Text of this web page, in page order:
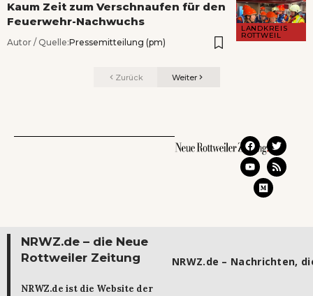
LANDKREIS
ROTTWEIL
Kaum Zeit zum Verschnaufen für den
Feuerwehr-Nachwuchs
Autor / Quelle:Pressemitteilung (pm)
Zurück Weiter
NRWZ.de – die Neue
Rottweiler Zeitung
NRWZ.de ist die Website der
NRWZ.de – Nachrichten,